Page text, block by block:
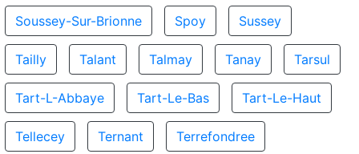
Soussey-Sur-Brionne Spoy Sussey
Tailly Talant Talmay Tanay Tarsul
Tart-L-Abbaye Tart-Le-Bas Tart-Le-Haut
Tellecey Ternant Terrefondree